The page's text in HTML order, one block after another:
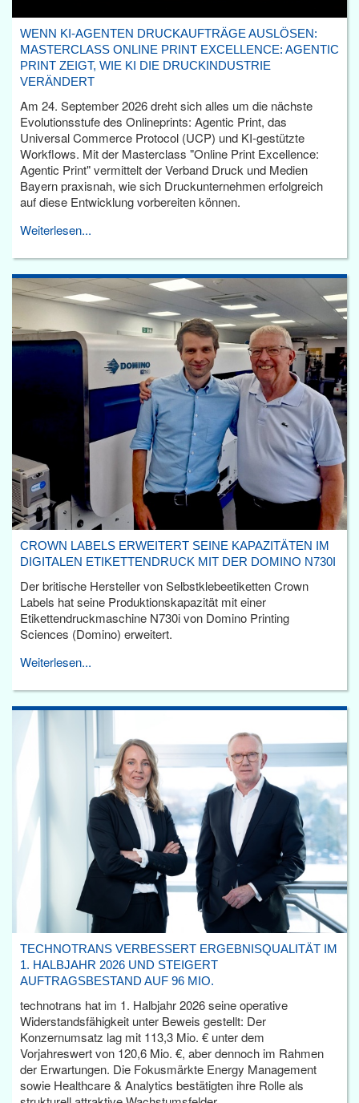
WENN KI-AGENTEN DRUCKAUFTRÄGE AUSLÖSEN:
MASTERCLASS ONLINE PRINT EXCELLENCE: AGENTIC
PRINT ZEIGT, WIE KI DIE DRUCKINDUSTRIE
VERÄNDERT
Am 24. September 2026 dreht sich alles um die nächste
Evolutionsstufe des Onlineprints: Agentic Print, das
Universal Commerce Protocol (UCP) und KI-gestützte
Workflows. Mit der Masterclass "Online Print Excellence:
Agentic Print" vermittelt der Verband Druck und Medien
Bayern praxisnah, wie sich Druckunternehmen erfolgreich
auf diese Entwicklung vorbereiten können.
Weiterlesen...
CROWN LABELS ERWEITERT SEINE KAPAZITÄTEN IM
DIGITALEN ETIKETTENDRUCK MIT DER DOMINO N730I
Der britische Hersteller von Selbstklebeetiketten Crown
Labels hat seine Produktionskapazität mit einer
Etikettendruckmaschine N730i von Domino Printing
Sciences (Domino) erweitert.
Weiterlesen...
TECHNOTRANS VERBESSERT ERGEBNISQUALITÄT IM
1. HALBJAHR 2026 UND STEIGERT
AUFTRAGSBESTAND AUF 96 MIO.
technotrans hat im 1. Halbjahr 2026 seine operative
Widerstandsfähigkeit unter Beweis gestellt: Der
Konzernumsatz lag mit 113,3 Mio. € unter dem
Vorjahreswert von 120,6 Mio. €, aber dennoch im Rahmen
der Erwartungen. Die Fokusmärkte Energy Management
sowie Healthcare & Analytics bestätigten ihre Rolle als